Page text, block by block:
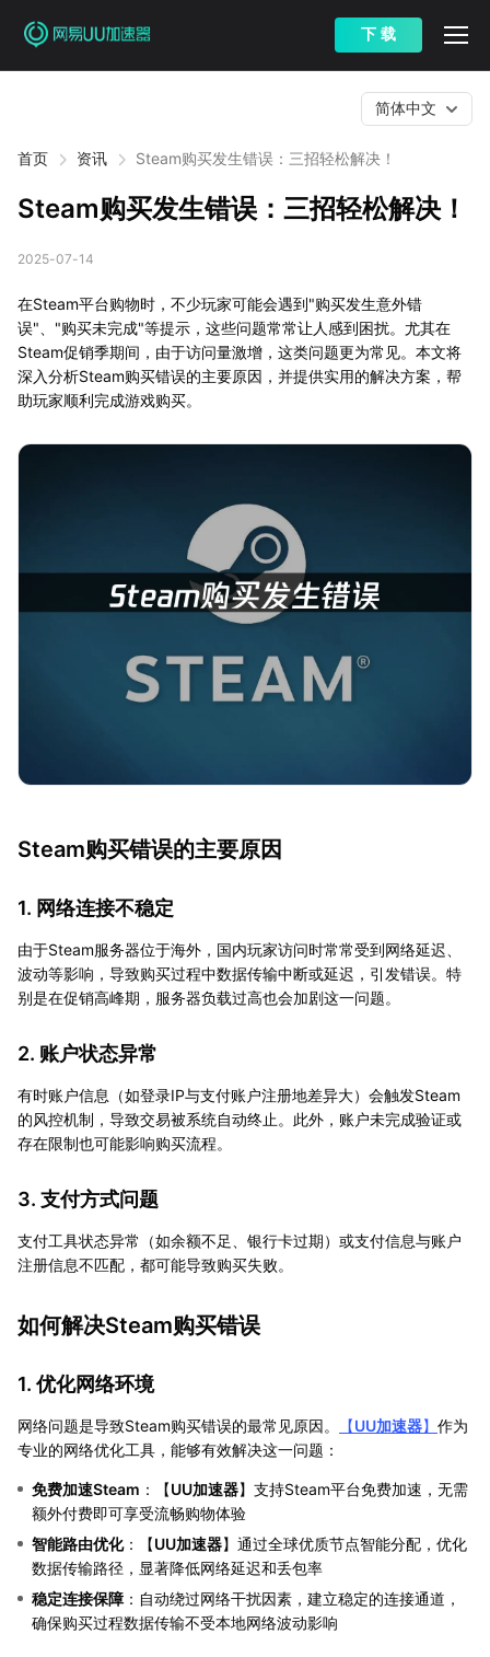
下 载
首页 资讯 Steam购买发生错误：三招轻松解决！
简体中文
Steam购买发生错误：三招轻松解决！
2025-07-14
在Steam平台购物时，不少玩家可能会遇到"购买发生意外错
误"、"购买未完成"等提示，这些问题常常让人感到困扰。尤其在
Steam促销季期间，由于访问量激增，这类问题更为常见。本文将
深入分析Steam购买错误的主要原因，并提供实用的解决方案，帮
助玩家顺利完成游戏购买。
Steam购买错误的主要原因
1. 网络连接不稳定
由于Steam服务器位于海外，国内玩家访问时常常受到网络延迟、
波动等影响，导致购买过程中数据传输中断或延迟，引发错误。特
别是在促销高峰期，服务器负载过高也会加剧这一问题。
2. 账户状态异常
有时账户信息（如登录IP与支付账户注册地差异大）会触发Steam
的风控机制，导致交易被系统自动终止。此外，账户未完成验证或
存在限制也可能影响购买流程。
3. 支付方式问题
支付工具状态异常（如余额不足、银行卡过期）或支付信息与账户
注册信息不匹配，都可能导致购买失败。
如何解决Steam购买错误
1. 优化网络环境
网络问题是导致Steam购买错误的最常见原因。 【UU加速器】 作为
专业的网络优化工具，能够有效解决这一问题：
免费加速Steam ：【UU加速器】支持Steam平台免费加速，无需
额外付费即可享受流畅购物体验
智能路由优化：【UU加速器】通过全球优质节点智能分配，优化
数据传输路径，显著降低网络延迟和丢包率
稳定连接保障 ：自动绕过网络干扰因素，建立稳定的连接通道，
确保购买过程数据传输不受本地网络波动影响